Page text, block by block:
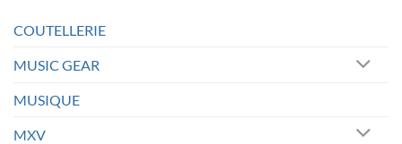
COUTELLERIE
MUSIC GEAR
MUSIQUE
MXV